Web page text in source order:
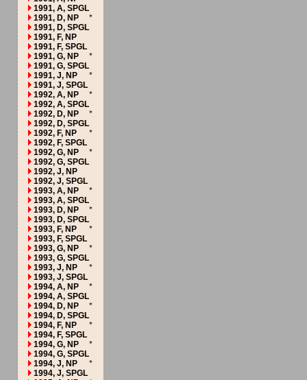
1991, A, SPGL
1991, D, NP
*
1991, D, SPGL
1991, F, NP
1991, F, SPGL
1991, G, NP
*
1991, G, SPGL
1991, J, NP
*
1991, J, SPGL
1992, A, NP
*
1992, A, SPGL
1992, D, NP
*
1992, D, SPGL
1992, F, NP
*
1992, F, SPGL
1992, G, NP
*
1992, G, SPGL
1992, J, NP
1992, J, SPGL
1993, A, NP
*
1993, A, SPGL
1993, D, NP
*
1993, D, SPGL
1993, F, NP
*
1993, F, SPGL
1993, G, NP
*
1993, G, SPGL
1993, J, NP
*
1993, J, SPGL
1994, A, NP
*
1994, A, SPGL
1994, D, NP
*
1994, D, SPGL
1994, F, NP
*
1994, F, SPGL
1994, G, NP
*
1994, G, SPGL
1994, J, NP
*
1994, J, SPGL